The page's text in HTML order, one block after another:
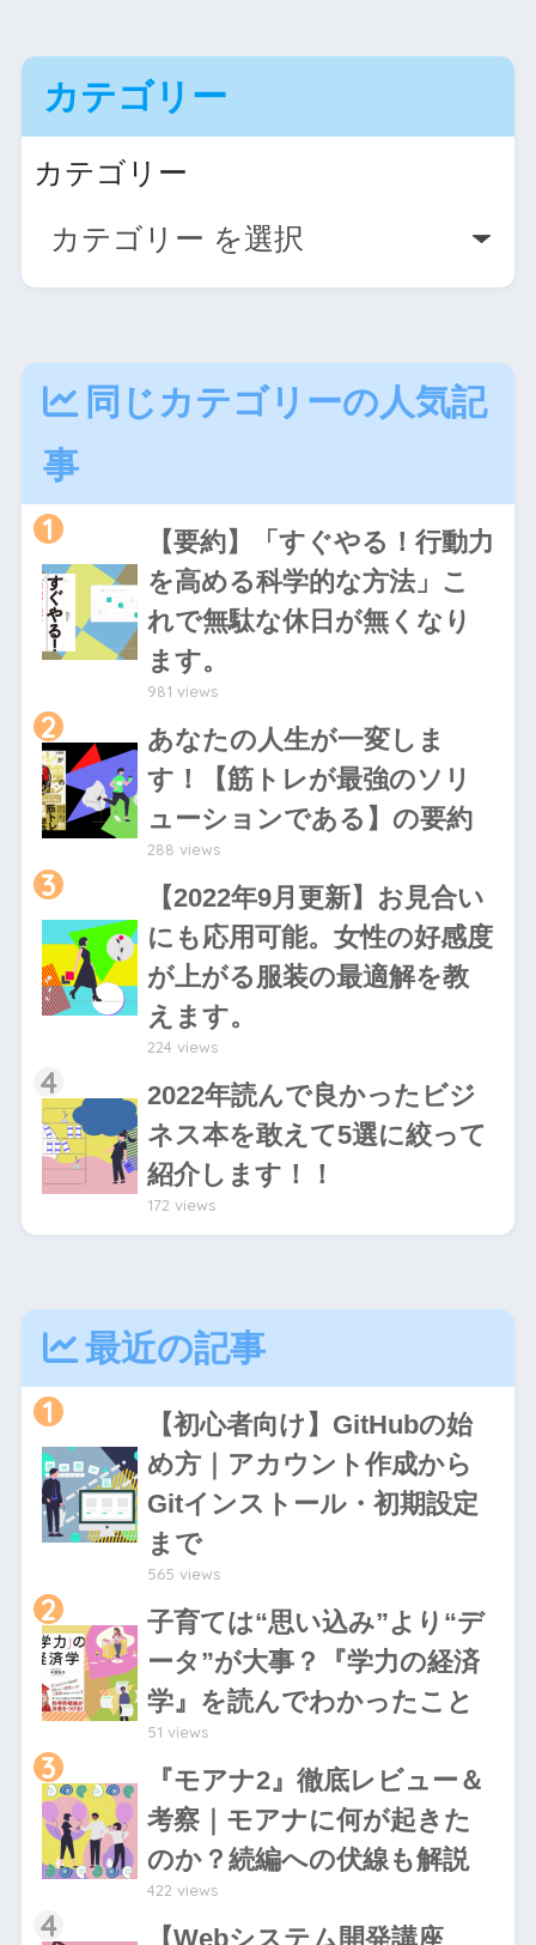
カテゴリー
カテゴリー
同じカテゴリーの人気記
事
1
【要約】「すぐやる！行動力
を高める科学的な方法」こ
れで無駄な休日が無くなり
ます。
981 views
2
あなたの人生が一変しま
す！【筋トレが最強のソリ
ューションである】の要約
288 views
3
【2022年9月更新】お見合い
にも応用可能。女性の好感度
が上がる服装の最適解を教
えます。
224 views
4
2022年読んで良かったビジ
ネス本を敢えて5選に絞って
紹介します！！
172 views
最近の記事
1
【初心者向け】GitHubの始
め方｜アカウント作成から
Gitインストール・初期設定
まで
565 views
2
子育ては“思い込み”より“デ
ータ”が大事？『学力の経済
学』を読んでわかったこと
51 views
3
『モアナ2』徹底レビュー＆
考察｜モアナに何が起きた
のか？続編への伏線も解説
422 views
4 【Webシステム開発講座